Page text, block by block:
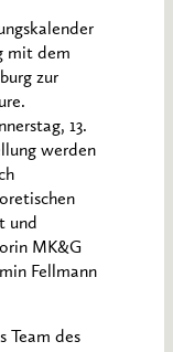
mit dem
zur
13.
werden
und
MK&G
Fellmann
Team des